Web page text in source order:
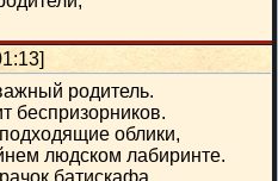
родитель.
беспризорников.
облики,
людском лабиринте.
батискафа